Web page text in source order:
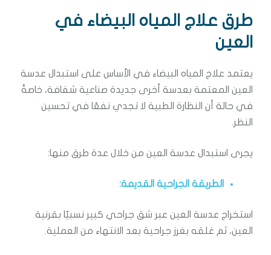
طرق علاج المياه البيضاء في
العين
يعتمد علاج المياه البيضاء في الأساس على استبدال عدسة
العين المعتمة بعدسة أخرى جديدة صناعية شفافة، خاصةً
في حالة أن النظارة الطبية لا تجدي نفعًا في تحسين
النظر.
يجرى استبدال عدسة العين من خلال عدة طرق منها:
الطريقة الجراحية القديمة:
استخراج عدسة العين عبر شق جراحي كبير نسبيًا بقرنية
العين، ثم غلقه بغرز جراحية بعد الانتهاء من العملية.